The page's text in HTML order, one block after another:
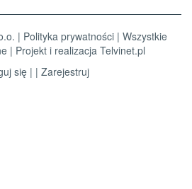
| Polityka prywatności | Wszystkie
| Projekt i realizacja Telvinet.pl
się| | Zarejestruj